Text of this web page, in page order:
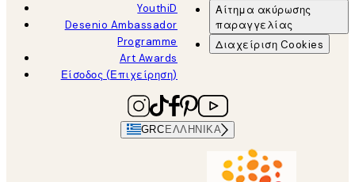
YouthiD
Desenio Ambassador
Programme
Art Awards
Είσοδος (Επιχείρηση)
Αίτημα ακύρωσης
παραγγελίας
Διαχείριση Cookies
GRC ΕΛΛΗΝΙΚΆ